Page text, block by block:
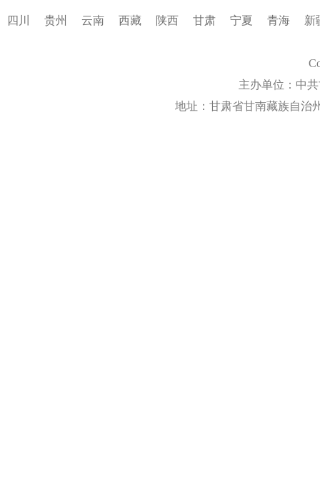
四川 贵州 云南 西藏 陕西 甘肃 宁夏 青海 新
主办单位：中
地址：甘肃省甘南藏族自治